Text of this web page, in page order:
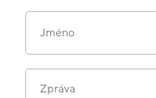
Jméno
Zpráva